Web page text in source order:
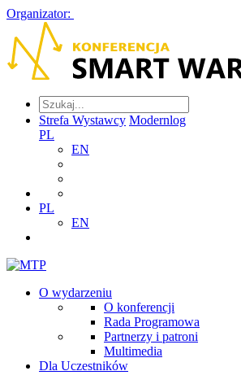
Organizator:
Strefa Wystawcy Modernlog
PL
EN
PL
EN
O wydarzeniu
O konferencji
Rada Programowa
Partnerzy i patroni
Multimedia
Dla Uczestników